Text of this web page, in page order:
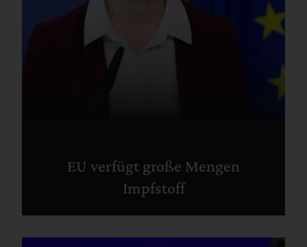
EU verfügt große Mengen
Impfstoff